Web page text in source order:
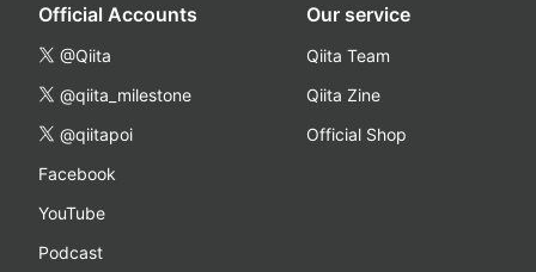
Official Accounts
@Qiita
@qiita_milestone
@qiitapoi
Facebook
YouTube
Podcast
Our service
Qiita Team
Qiita Zine
Official Shop